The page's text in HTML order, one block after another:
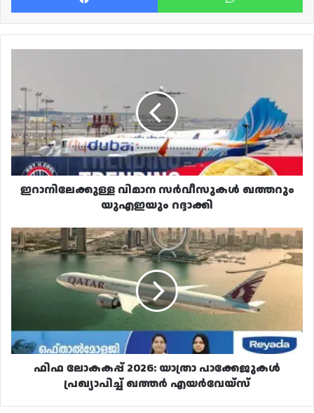
സർവീസുകൾ
ഖത്തറും
യുഎഇയും
റദ്ദാക്കി
ഇറാനിലേക്കുള്ള വിമാന സർവീസുകൾ ഖത്തറും
യുഎഇയും റദ്ദാക്കി
ഫിഫ
ലോകകപ്പ്
2026:
പാക്കേജുകൾ
എയർവേയ്‌സ്
ഫിഫ ലോകകപ്പ് 2026: യാത്രാ പാക്കേജുകൾ
പ്രഖ്യാപിച്ച് ഖത്തർ എയർവേയ്‌സ്